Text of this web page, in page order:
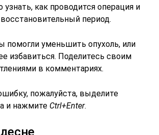
узнать, как проводится операция и
период.
помогли уменьшить опухоль, или
избавиться. Поделитесь своим
в комментариях.
пожалуйста, выделите
и нажмите Ctrl+Enter.